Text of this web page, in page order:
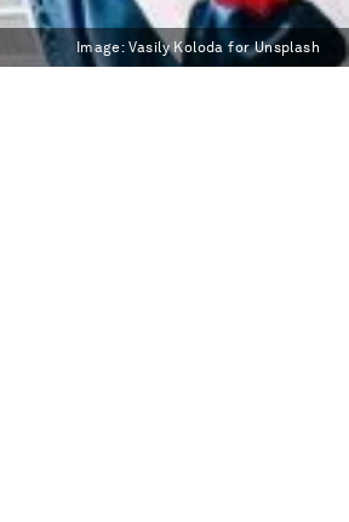
Image: Vasily Koloda for Unsplash